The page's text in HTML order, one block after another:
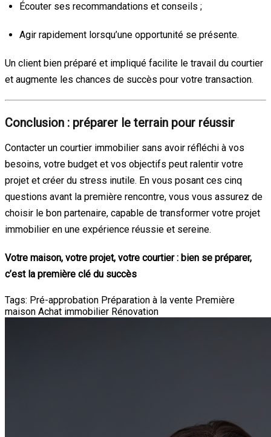
Écouter ses recommandations et conseils ;
Agir rapidement lorsqu’une opportunité se présente.
Un client bien préparé et impliqué facilite le travail du courtier
et augmente les chances de succès pour votre transaction.
Conclusion : préparer le terrain pour réussir
Contacter un courtier immobilier sans avoir réfléchi à vos
besoins, votre budget et vos objectifs peut ralentir votre
projet et créer du stress inutile. En vous posant ces cinq
questions avant la première rencontre, vous vous assurez de
choisir le bon partenaire, capable de transformer votre projet
immobilier en une expérience réussie et sereine.
Votre maison, votre projet, votre courtier : bien se préparer,
c’est la première clé du succès
Tags: Pré-approbation Préparation à la vente Première
maison Achat immobilier Rénovation